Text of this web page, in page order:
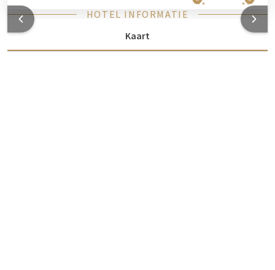
HOTEL INFORMATIE
Kaart